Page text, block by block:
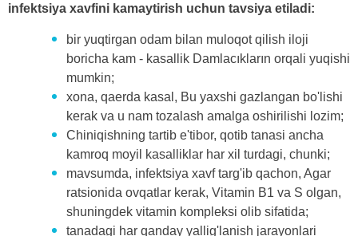
infektsiya xavfini kamaytirish uchun tavsiya etiladi:
bir yuqtirgan odam bilan muloqot qilish iloji
boricha kam - kasallik Damlacıkların orqali yuqishi
mumkin;
xona, qaerda kasal, Bu yaxshi gazlangan bo'lishi
kerak va u nam tozalash amalga oshirilishi lozim;
Chiniqishning tartib e'tibor, qotib tanasi ancha
kamroq moyil kasalliklar har xil turdagi, chunki;
mavsumda, infektsiya xavf targ'ib qachon, Agar
ratsionida ovqatlar kerak, Vitamin B1 va S olgan,
shuningdek vitamin kompleksi olib sifatida;
tanadagi har qanday yallig'lanish jarayonlari